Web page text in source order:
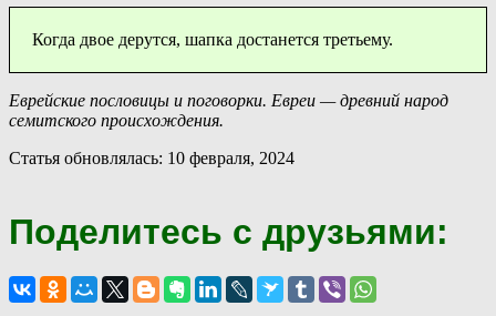
Когда двое дерутся, шапка достанется третьему.
Еврейские пословицы и поговорки. Евреи — древний народ
семитского происхождения.
Статья обновлялась: 10 февраля, 2024
Поделитесь с друзьями: